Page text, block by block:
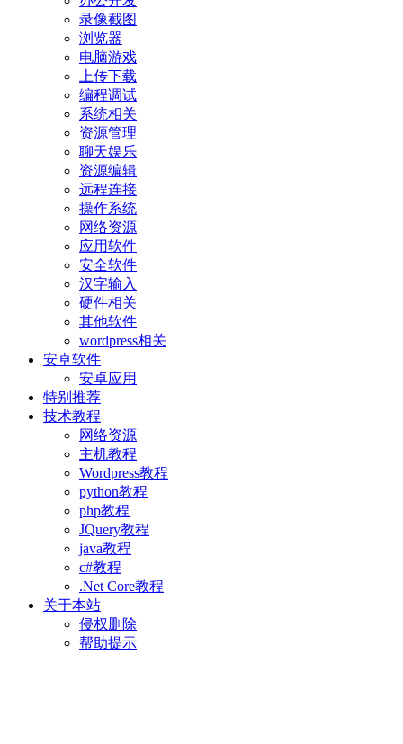
录像截图
浏览器
电脑游戏
上传下载
编程调试
系统相关
资源管理
聊天娱乐
资源编辑
远程连接
操作系统
网络资源
应用软件
安全软件
汉字输入
硬件相关
其他软件
wordpress相关
安卓软件
安卓应用
特别推荐
技术教程
网络资源
主机教程
Wordpress教程
python教程
php教程
JQuery教程
java教程
c#教程
.Net Core教程
关于本站
侵权删除
帮助提示